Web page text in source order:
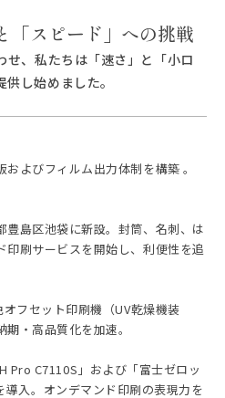
「スピード」への挑戦
せ、私たちは「速さ」と「小ロ
し始めました。
よびフィルム出力体制を構築 。
豊島区池袋に新設。封筒、名刺、は
印刷サービスを開始し、利便性を追
フセット印刷機（UV乾燥機装
・高品質化を加速。
Pro C7110S」および「富士ゼロッ
入。オンデマンド印刷の表現力を